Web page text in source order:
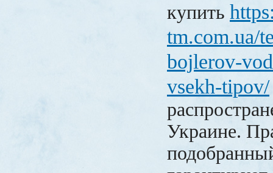
купить
tm.com.ua/
bojlerov-
vsekh-tipov/
Украине.